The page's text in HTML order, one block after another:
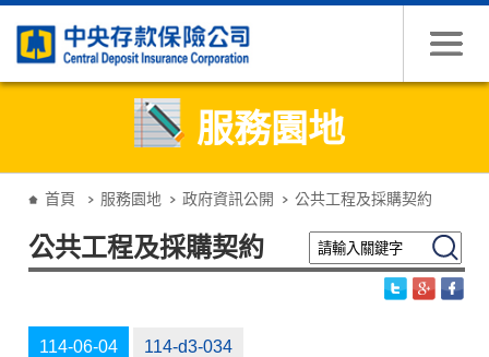
服務園地
首頁 服務園地 政府資訊公開 公共工程及採購契約
公共工程及採購契約 請輸入關鍵字 搜尋
114-06-04 114-d3-034